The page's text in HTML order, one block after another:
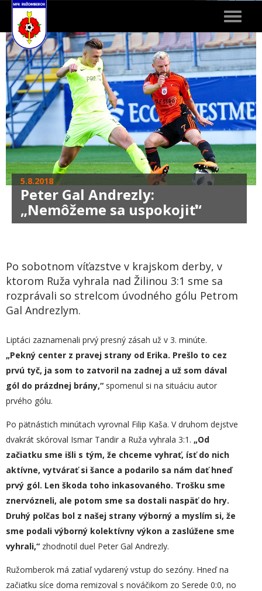
Toggle
5.8.2018
Peter Gal Andrezly:
„Nemôžeme sa uspokojiť“
Po sobotnom víťazstve v krajskom derby, v
ktorom Ruža vyhrala nad Žilinou 3:1 sme sa
rozprávali so strelcom úvodného gólu Petrom
Gal Andrezlym.
Liptáci zaznamenali prvý presný zásah už v 3. minúte.
„Pekný center z pravej strany od Erika. Prešlo to cez
prvú tyč, ja som to zatvoril na zadnej a už som dával
gól do prázdnej brány,“ spomenul si na situáciu autor
prvého gólu.
Po pätnástich minútach vyrovnal Filip Kaša. V druhom dejstve
dvakrát skóroval Ismar Tandir a Ruža vyhrala 3:1. „Od
začiatku sme išli s tým, že chceme vyhrať, ísť do nich
aktívne, vytvárať si šance a podarilo sa nám dať hneď
prvý gól. Len škoda toho inkasovaného. Trošku sme
znervózneli, ale potom sme sa dostali naspäť do hry.
Druhý polčas bol z našej strany výborný a myslím si, že
sme podali výborný kolektívny výkon a zaslúžene sme
vyhrali,“ zhodnotil duel Peter Gal Andrezly.
Ružomberok má zatiaľ vydarený vstup do sezóny. Hneď na
začiatku síce doma remizoval s nováčikom zo Serede 0:0, no